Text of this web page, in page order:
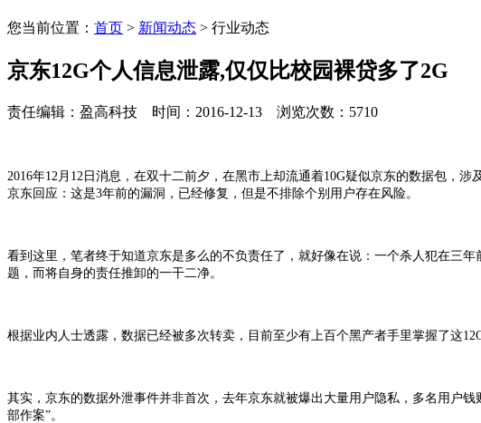
您当前位置： 首页 > 新闻动态 > 行业动态
京东12G个人信息泄露,仅仅比校园裸贷多了2G
责任编辑：盈高科技 时间：2016-12-13 浏览次数：5710
2016年12月12日消息，在双十二前夕，在黑市上却流通着10G疑似京东的数据包，
京东回应：这是3年前的漏洞，已经修复，但是不排除个别用户存在风险。
看到这里，笔者终于知道京东是多么的不负责任了，就好像在说：一个杀人犯在三
题，而将自身的责任推卸的一干二净。
根据业内人士透露，数据已经被多次转卖，目前至少有上百个黑产者手里掌握了这
其实，京东的数据外泄事件并非首次，去年京东就被爆出大量用户隐私，多名用户
部作案”。